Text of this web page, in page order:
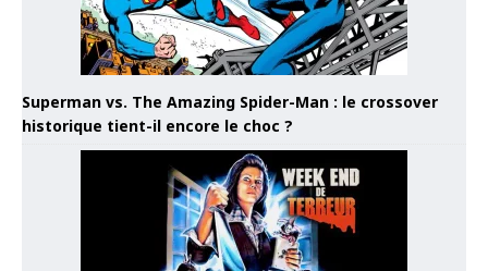
Superman vs. The Amazing Spider-Man : le crossover
historique tient-il encore le choc ?